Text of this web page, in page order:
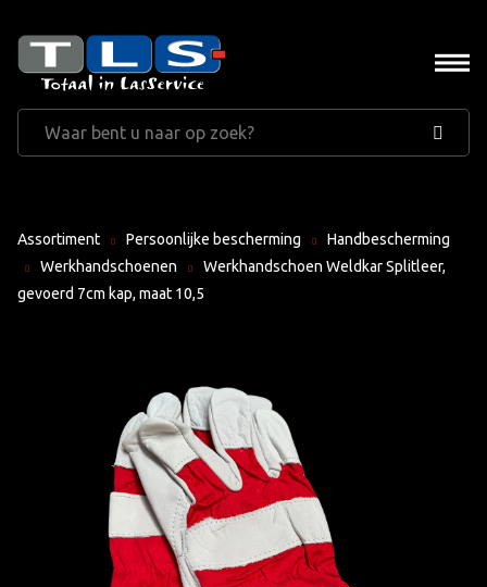
Assortiment Persoonlijke bescherming
Handbescherming
Werkhandschoenen
Werkhandschoen Weldkar Splitleer,
gevoerd 7cm kap, maat 10,5